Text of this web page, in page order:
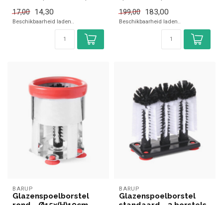
17,00
14,30
Beschikbaarheid laden..
Overzich...
199,00 183,00
Beschikbaarheid laden..
BARUP
Glazenspoelborstel
BARUP
Glazenspoelborstel